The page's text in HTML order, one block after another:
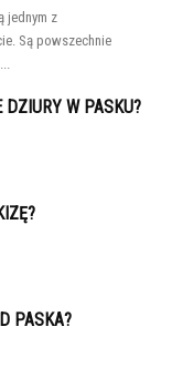
jednym z
Są powszechnie
DZIURY W PASKU?
PASKA?